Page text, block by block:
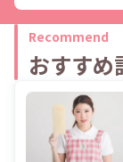
Recommend
おすすめ